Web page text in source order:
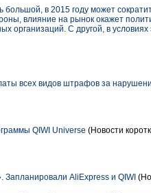
большой, в 2015 году может
влияние на рынок окажет
организаций. С другой, в условиях
всех видов штрафов за
QIWI Universe (Новости
AliExpress и QIWI